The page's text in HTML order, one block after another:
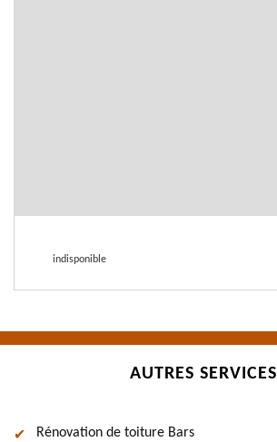
indisponible
AUTRES SERVICES
Rénovation de toiture Bars